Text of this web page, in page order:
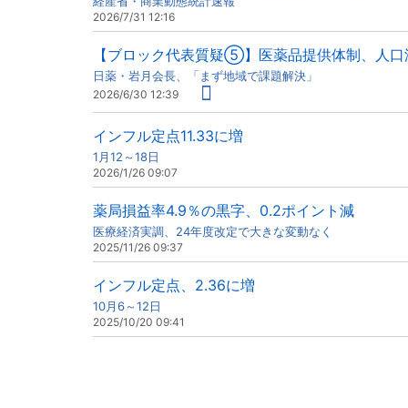
2026/7/31 12:16
【ブロック代表質疑⑤】医薬品提供体制、人
日薬・岩月会長、「まず地域で課題解決」
2026/6/30 12:39
インフル定点11.33に増
1月12～18日
2026/1/26 09:07
薬局損益率4.9％の黒字、0.2ポイント減
医療経済実調、24年度改定で大きな変動なく
2025/11/26 09:37
インフル定点、2.36に増
10月6～12日
2025/10/20 09:41